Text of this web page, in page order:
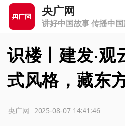
央广网
讲好中国故事 传播中
识楼丨建发·观
式风格，藏东
2025-08-07 14:41:46
央广网